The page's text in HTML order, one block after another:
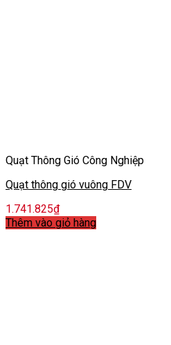
Quạt Thông Gió Công Nghiệp
Quạt thông gió vuông FDV
1.741.825₫
Thêm vào giỏ hàng